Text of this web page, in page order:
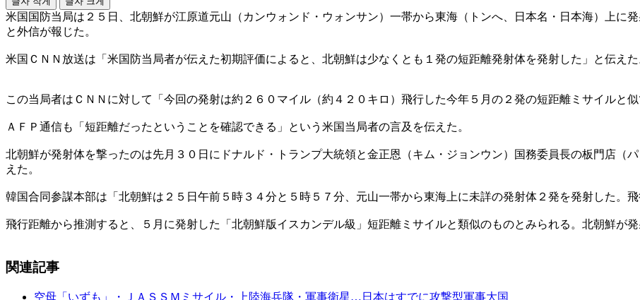
米国国防当局は２５日、北朝鮮が江原道元山（カンウォンド・ウォンサン）一帯から東海（トンへ、日本名・日本海）上に
と外信が報じた。
米国ＣＮＮ放送は「米国防当局者が伝えた初期評価によると、北朝鮮は少なくとも１発の短距離発射体を発射した」と伝えた
この当局者はＣＮＮに対して「今回の発射は約２６０マイル（約４２０キロ）飛行した今年５月の２発の短距離ミサイルと
ＡＦＰ通信も「短距離だったということを確認できる」という米国当局者の言及を伝えた。
北朝鮮が発射体を撃ったのは先月３０日にドナルド・トランプ大統領と金正恩（キム・ジョンウン）国務委員長の板門店（
えた。
韓国合同参謀本部は「北朝鮮は２５日午前５時３４分と５時５７分、元山一帯から東海上に未詳の発射体２発を発射した。
飛行距離から推測すると、５月に発射した「北朝鮮版イスカンデル級」短距離ミサイルと類似のものとみられる。北朝鮮が
関連記事
空母「いずも」・ＪＡＳＳＭミサイル・上陸海兵隊・軍事衛星…日本はすでに攻撃型軍事大国